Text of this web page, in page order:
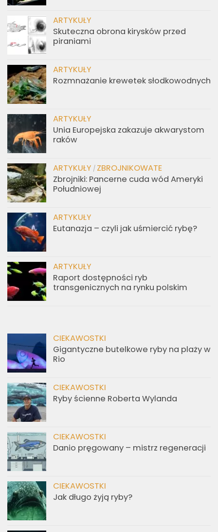
ARTYKUŁY
Skuteczna obrona kirysków przed
piraniami
ARTYKUŁY
Rozmnażanie krewetek słodkowodnych
ARTYKUŁY
Unia Europejska zakazuje akwarystom
raków
ARTYKUŁY / ZBROJNIKOWATE
Zbrojniki: Pancerne cuda wód Ameryki
Południowej
ARTYKUŁY
Eutanazja – czyli jak uśmiercić rybę?
ARTYKUŁY
Raport dostępności ryb
transgenicznych na rynku polskim
CIEKAWOSTKI
Gigantyczne butelkowe ryby na plaży w
Rio
CIEKAWOSTKI
Ryby ścienne Roberta Wylanda
CIEKAWOSTKI
Danio pręgowany – mistrz regeneracji
CIEKAWOSTKI
Jak długo żyją ryby?